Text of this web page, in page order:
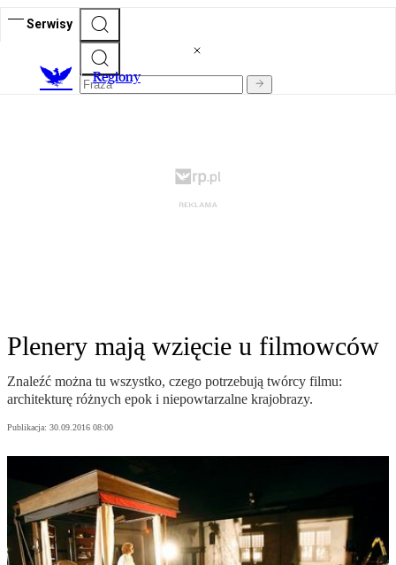
Serwisy
Regiony
Plenery mają wzięcie u filmowców
Znaleźć można tu wszystko, czego potrzebują twórcy filmu:
architekturę różnych epok i niepowtarzalne krajobrazy.
Publikacja: 30.09.2016 08:00